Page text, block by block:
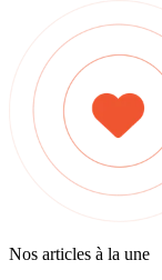
Nos articles à la une